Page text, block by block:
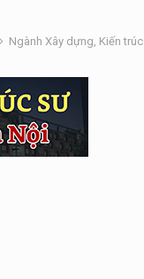
Ngành Xây dựng, Kiến trúc